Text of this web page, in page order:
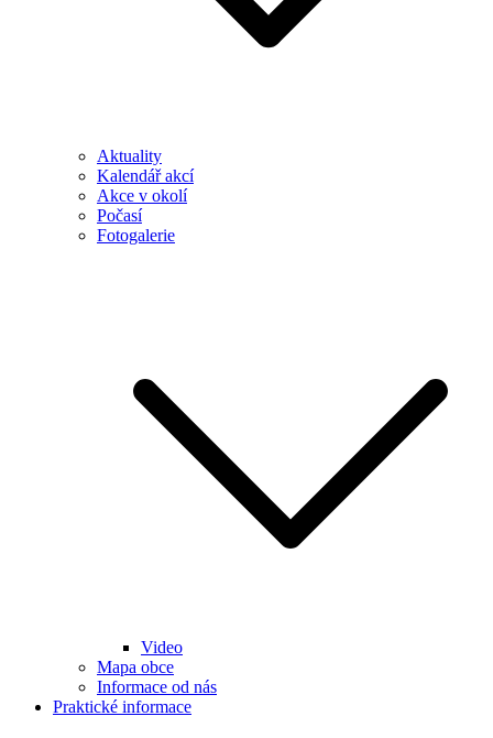
Aktuality
Kalendář akcí
Akce v okolí
Počasí
Fotogalerie
Video
Mapa obce
Informace od nás
Praktické informace